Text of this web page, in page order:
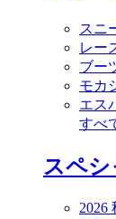
スニ
レー
ブー
モカ
エス
すべ
スペ
2026